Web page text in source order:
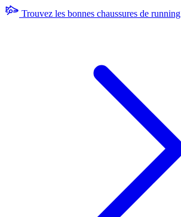
Trouvez les bonnes chaussures de running